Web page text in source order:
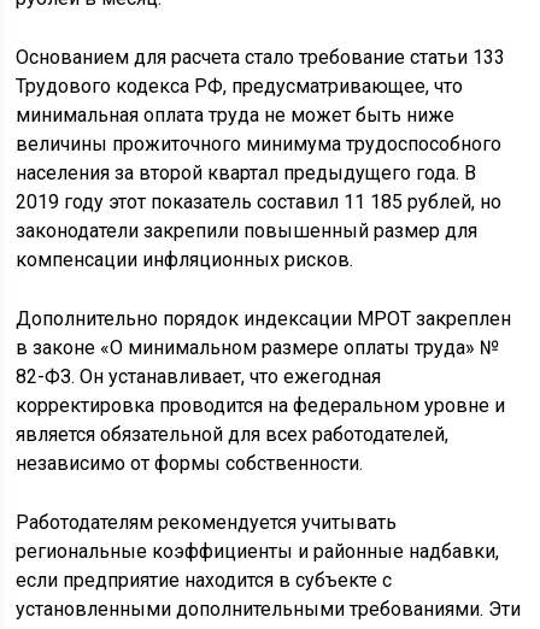
Основанием для расчета стало требование статьи 133
Трудового кодекса РФ, предусматривающее, что
минимальная оплата труда не может быть ниже
величины прожиточного минимума трудоспособного
населения за второй квартал предыдущего года. В
2019 году этот показатель составил 11 185 рублей, но
законодатели закрепили повышенный размер для
компенсации инфляционных рисков.
Дополнительно порядок индексации МРОТ закреплен
в законе «О минимальном размере оплаты труда» №
82-ФЗ. Он устанавливает, что ежегодная
корректировка проводится на федеральном уровне и
является обязательной для всех работодателей,
независимо от формы собственности.
Работодателям рекомендуется учитывать
региональные коэффициенты и районные надбавки,
если предприятие находится в субъекте с
установленными дополнительными требованиями. Эти